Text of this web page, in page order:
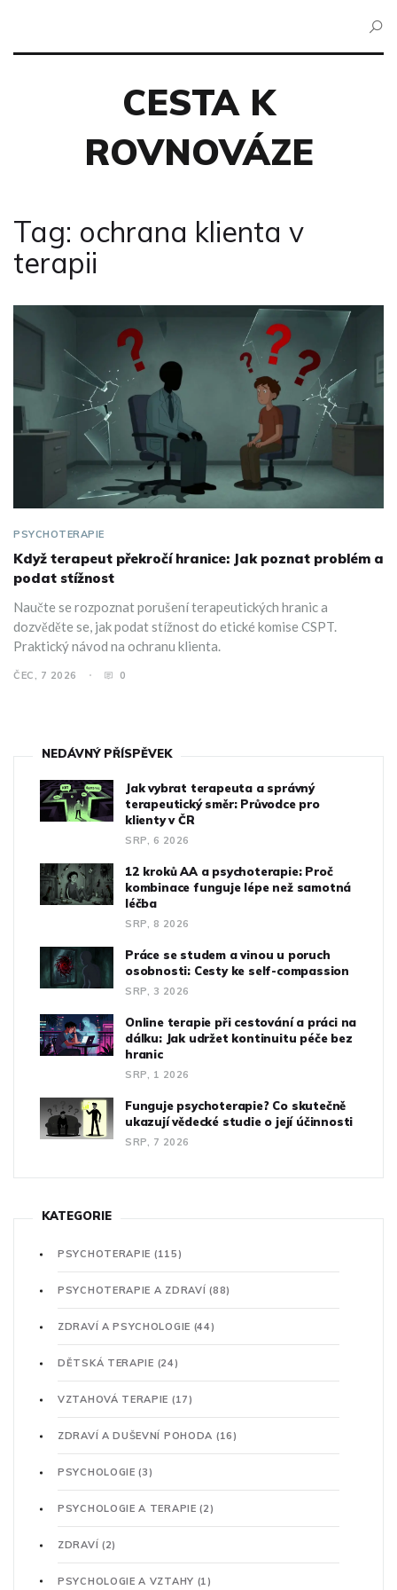
CESTA K
ROVNOVÁZE
Tag: ochrana klienta v
terapii
PSYCHOTERAPIE
Když terapeut překročí hranice: Jak poznat problém a
podat stížnost
Naučte se rozpoznat porušení terapeutických hranic a
dozvěděte se, jak podat stížnost do etické komise CSPT.
Praktický návod na ochranu klienta.
ČEC, 7 2026 0
NEDÁVNÝ PŘÍSPĚVEK
Jak vybrat terapeuta a správný
terapeutický směr: Průvodce pro
klienty v ČR
SRP, 6 2026
12 kroků AA a psychoterapie: Proč
kombinace funguje lépe než samotná
léčba
SRP, 8 2026
Práce se studem a vinou u poruch
osobnosti: Cesty ke self-compassion
SRP, 3 2026
Online terapie při cestování a práci na
dálku: Jak udržet kontinuitu péče bez
hranic
SRP, 1 2026
Funguje psychoterapie? Co skutečně
ukazují vědecké studie o její účinnosti
SRP, 7 2026
KATEGORIE
PSYCHOTERAPIE (115)
PSYCHOTERAPIE A ZDRAVÍ(88)
ZDRAVÍ A PSYCHOLOGIE (44)
DĚTSKÁ TERAPIE (24)
VZTAHOVÁ TERAPIE (17)
ZDRAVÍ A DUŠEVNÍ POHODA (16)
PSYCHOLOGIE(3)
PSYCHOLOGIE A TERAPIE(2)
ZDRAVÍ (2)
PSYCHOLOGIE A VZTAHY (1)